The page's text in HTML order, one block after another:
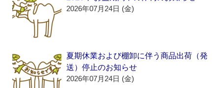
2026年07月24日 (金)
夏期休業および棚卸に伴う商品出荷（発
送）停止のお知らせ
2026年07月24日 (金)